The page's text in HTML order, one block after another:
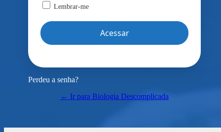
Lembrar-me
Perdeu a senha?
← Ir para Biologia Descomplicada